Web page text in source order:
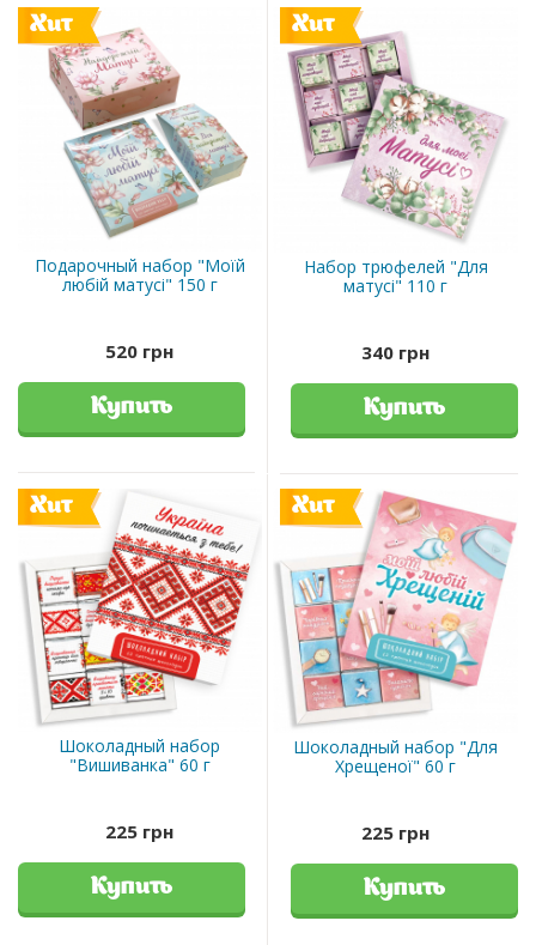
Хит
Подарочный набор "Моїй
любій матусі" 150 г
520 грн
Купить
Хит
Набор трюфелей "Для
матусі" 110 г
340 грн
Купить
Хит
Шоколадный набор
"Вишиванка" 60 г
225 грн
Купить
Хит
Шоколадный набор "Для
Хрещеної" 60 г
225 грн
Купить